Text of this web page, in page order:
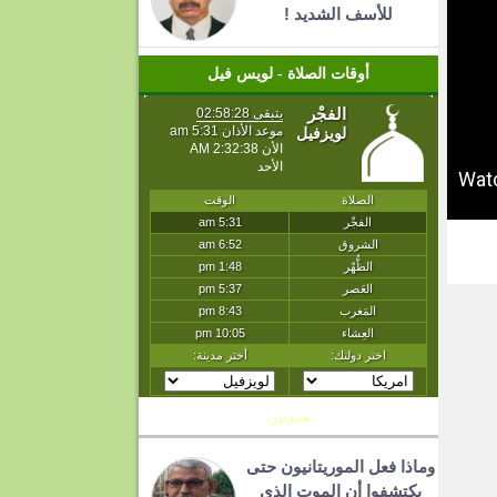
للأسف الشديد !
أوقات الصلاة - لويس فيل
مدونين
وماذا فعل الموريتانيون حتى
يكتشفوا أن الموت الذي